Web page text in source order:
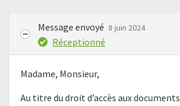
Message envoyé 8 juin 2024
Réceptionné
Madame, Monsieur,
Au titre du droit d’accès aux documents